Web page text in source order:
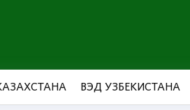
ВЭД УЗБЕКИСТАНА